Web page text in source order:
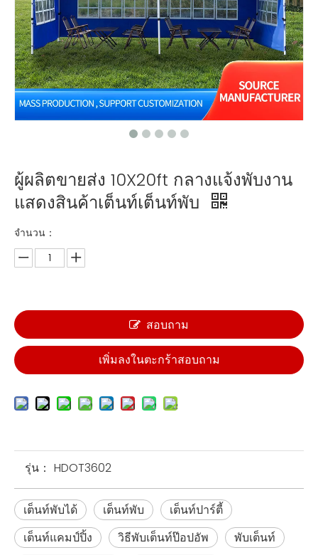
ผู้ผลิตขายส่ง 10X20ft กลางแจ้งพับงาน
แสดงสินค้าเต็นท์เต็นท์พับ
จำนวน：
สอบถาม
เพิ่มลงในตะกร้าสอบถาม
รุ่น： HDOT3602
เต็นท์พับได้ เต็นท์พับ
เต็นท์ปาร์ตี้
เต็นท์แคมป์ปิ้ง
วิธีพับเต็นท์ป๊อปอัพ
พับเต็นท์